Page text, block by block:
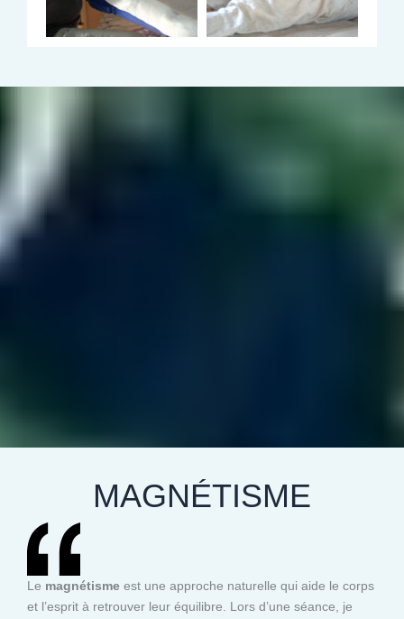
MAGNÉTISME
Le magnétisme est une approche naturelle qui aide le corps
et l’esprit à retrouver leur équilibre. Lors d’une séance, je